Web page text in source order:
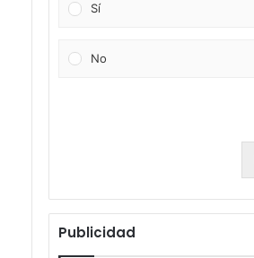
Sí
No
Publicidad